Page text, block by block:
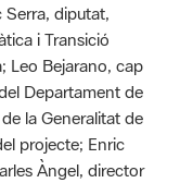
Departament de
la Generalitat de
projecte; Enric
Àngel, director
van coincidir en la
per fer front als
forestal,